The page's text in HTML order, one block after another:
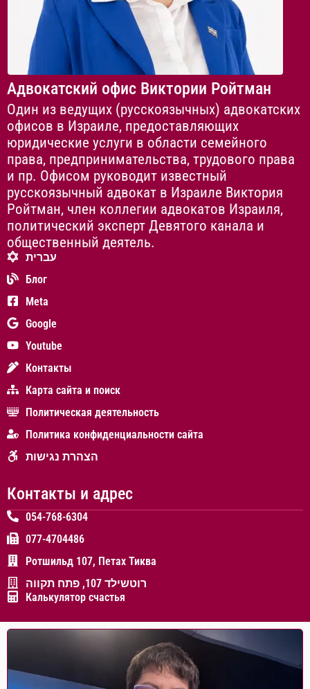
Адвокатский офис Виктории Ройтман
Один из ведущих (русскоязычных) адвокатских
офисов в Израиле, предоставляющих
юридические услуги в области семейного
права, предпринимательства, трудового права
и пр. Офисом руководит известный
русскоязычный адвокат в Израиле Виктория
Ройтман, член коллегии адвокатов Израиля,
политический эксперт Девятого канала и
общественный деятель.
עברית
Блог
Meta
Google
Youtube
Контакты
Карта сайта и поиск
Политическая деятельность
Политика конфиденциальности сайта
הצהרת נגישות
Контакты и адрес
054-768-6304
077-4704486
Ротшильд 107, Петах Тиква
רוטשילד 107, פתח תקווה
Калькулятор счастья